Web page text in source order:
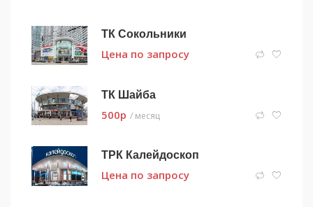
ТК Сокольники
Цена по запросу
ТК Шайба
500p / месяц
ТРК Калейдоскоп
Цена по запросу